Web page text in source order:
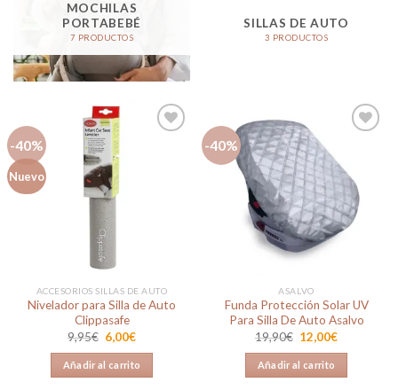
MOCHILAS
PORTABEBÉ
7 PRODUCTOS
SILLAS DE AUTO
3 PRODUCTOS
-40%
Nuevo
ACCESORIOS SILLAS DE AUTO
Nivelador para Silla de Auto
Clippasafe
9,95€ El
precio
original
era:
9,95€.
6,00€El
es:
6,00€.
Añadir al carrito
-40%
Añadir
a la
lista de
deseos
ASALVO
Funda Protección Solar UV
Para Silla De Auto Asalvo
19,90€ El
precio
original
era:
19,90€.
12,00€El
12,00€.
Añadir al carrito